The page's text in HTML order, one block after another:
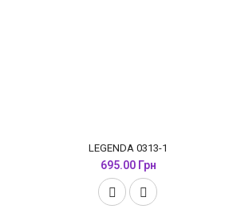
LEGENDA 0313-1
695.00 Грн